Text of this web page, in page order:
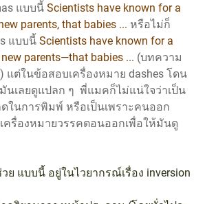
แบบนี้ Scientists have known for a
parents, that babies ... หรือไม่ก็
แบบนี้ Scientists have known for a
parents—that babies ... (บทความ
ต่ในข้อสอบเครื่องหมาย dashes โดน
นเลยดูแปลก ๆ พี่แมคก็ไม่แน่ใจว่าเป็น
ในการพิมพ์ หรือเป็นเพราะคนออก
ครื่องหมายวรรคตอนออกเพื่อให้มันดู
ย แบบนี้ อยู่ในไวยากรณ์เรื่อง inversion